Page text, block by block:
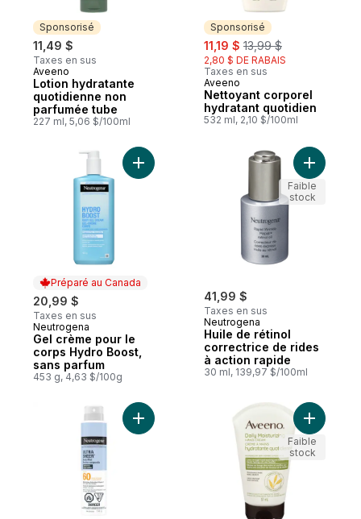
Sponsorisé
11,49 $
Taxes en sus
Sponsorisé
Aveeno
Lotion hydratante
quotidienne non
parfumée tube
227 ml, 5,06 $/100ml
Sponsorisé
sale:
11,19 $ , formerly:
13,99 $
2,80 $ DE RABAIS
Taxes en sus
Sponsorisé
Aveeno
Nettoyant corporel
hydratant quotidien
532 ml, 2,10 $/100ml
Préparé au Canada
20,99 $
Taxes en sus
Préparé au Canada
Neutrogena
Gel crème pour le
corps Hydro Boost,
sans parfum
453 g, 4,63 $/100g
Ajouter Gel crème pour le corps Hydro
41,99 $
Taxes en sus
Neutrogena
Huile de rétinol
correctrice de rides
à action rapide
30 ml, 139,97 $/100ml
Ajouter
Faible
stock
Ajouter Écran solaire en bruine
Faible
stock